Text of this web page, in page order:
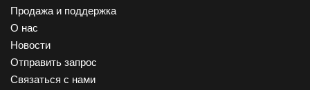
Продажа и поддержка
О нас
Новости
Отправить запрос
Связаться с нами